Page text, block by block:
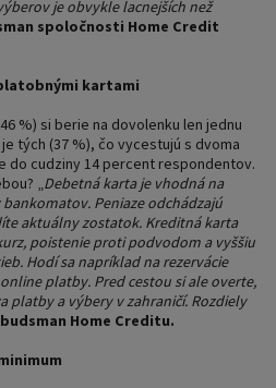
je obvykle lacnejších než
spoločnosti Home Credit
kartami
%) si berie na dovolenku len jednu
tých (37 %), čo vycestujú s dvoma
do cudziny 14 percent respondentov.
„Debetná karta je vhodná na
Peniaze odchádzajú
aktuálny zostatok. Kreditná karta
poistenie proti podvodom a vyššiu
Hodí sa napríklad na rezervácie
platby. Pred cestou si ale overte,
platby a výbery v zahraničí. Rozdiely
Home Creditu.